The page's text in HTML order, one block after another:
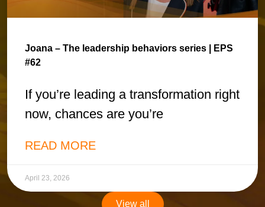
Joana – The leadership behaviors series | EPS
#62
If you’re leading a transformation right
now, chances are you’re
READ MORE
April 23, 2026
View all